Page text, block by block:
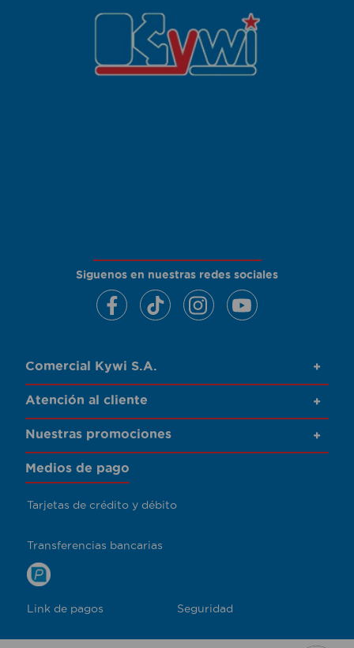
Siguenos en nuestras redes sociales
Comercial Kywi S.A. +
Atención al cliente +
Nuestras promociones +
Medios de pago
Tarjetas de crédito y débito
Transferencias bancarias
Link de pagos Seguridad